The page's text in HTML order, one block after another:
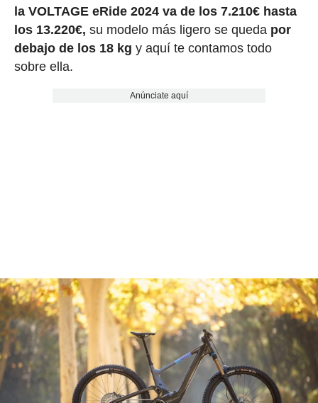
la VOLTAGE eRide 2024 va de los 7.210€ hasta
los 13.220€, su modelo más ligero se queda por
debajo de los 18 kg y aquí te contamos todo
sobre ella.
Anúnciate aquí